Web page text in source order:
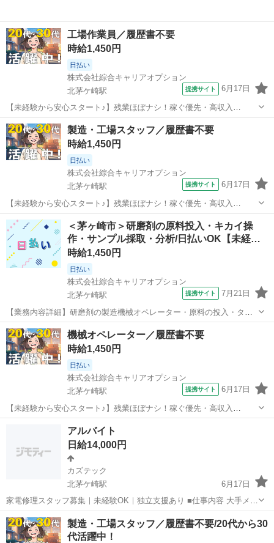
工場作業員／履歴書不要
時給1,450円
日払い
株式会社綜合キャリアオプション
北茅ケ崎駅
提携サイト 6月17日
【未経験から安心スタート♪】残業ほぼナシ！稼ぐ優先・高収入
Work☆／履歴書不要 ■お仕事PR ≪時間にメリハリを≫ 残業はほとん
どナシ！ 場合によってはお願いすることもあります♪ 制服があると毎
日の服選びに悩まずOK♪ ...
神奈川 茅ヶ崎市 北茅ケ崎駅 工場
製造・工場スタッフ／履歴書不要
時給1,450円
日払い
株式会社綜合キャリアオプション
北茅ケ崎駅
提携サイト 6月17日
【未経験から安心スタート♪】残業ほぼナシ！稼ぐ優先・高収入
Work☆／履歴書不要 ■お仕事PR ≪時間にメリハリを≫ 残業はほとん
どナシ！ 場合によってはお願いすることもあります♪ 制服があると毎
日の服選びに悩まずOK♪ ...
神奈川 茅ヶ崎市 北茅ケ崎駅 工場
＜茅ヶ崎市＞研磨剤の原料投入・キカイ操
作・サンプル採取・分析/日払いOK【未経…
時給1,450円
日払い
株式会社綜合キャリアオプション
北茅ケ崎駅
提携サイト 7月21日
【業務内容詳細】研磨剤の製造機械オペレーター・原料の投入・タッ
チパネルでの機械操作・製品サンプルの採取・分析作業(特殊な経験は
必要ありません)【取扱製品情報】研磨剤 。＋お仕事探しはコンシェル
スタッフにおまかせ＋。 あな...
神奈川 茅ヶ崎市 北茅ケ崎駅 工場
機械オペレーター／履歴書不要
時給1,450円
日払い
株式会社綜合キャリアオプション
北茅ケ崎駅
提携サイト 6月17日
【未経験から安心スタート♪】残業ほぼナシ！稼ぐ優先・高収入
Work☆／履歴書不要 ■お仕事PR ≪時間にメリハリを≫ 残業はほとん
どナシ！ 場合によってはお願いすることもあります♪ 制服があると毎
日の服選びに悩まずOK♪ ...
北茅ケ崎駅
アルバイト
日給14,000円
カズテック
北茅ケ崎駅
6月17日
家電修理スタッフ募集｜未経験OK｜独立支援あり ■仕事内容 大手メー
カーから依頼された家電（エアコン・洗濯機・冷蔵庫など）の修理・
点検作業のお手伝い 1日4〜8件ほど訪問し、現地で対応します。 ■ポ
イント ・未経験OK（...
神奈川 茅ヶ崎市 北茅ケ崎駅 その他 業務委託
製造・工場スタッフ／履歴書不要/20代から30
代活躍中！